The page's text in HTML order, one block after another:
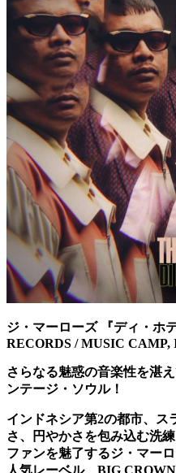
ジ・マーローズ 『ディ・ホ
RECORDS / MUSIC CAMP,
さらなる魅惑の音楽性を湛
ンテージ・ソウル！
インドネシア第2の都市、ス
さ、円やかさを包み込む洗
ファンを魅了するジ・マー